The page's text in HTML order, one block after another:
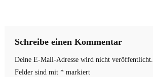
Schreibe einen Kommentar
Deine E-Mail-Adresse wird nicht veröffentlicht.
Felder sind mit *markiert